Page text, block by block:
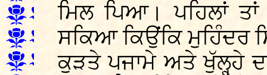
ਮਿਲ ਪਿਆ। ਪਹਿਲਾਂ
ਸਕਿਆ ਕਿਉਂਕਿ ਮੁਹਿੰਦਰ
ਕੁੜਤੇ ਪਜਾਮੇ ਅਤੇ ਖੁੱਲ੍ਹ੍ਹੇ